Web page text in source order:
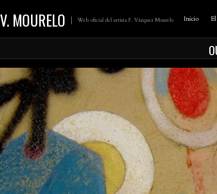
V. MOURELO Web oficial del artista F. Vázquez Mourelo Inicio